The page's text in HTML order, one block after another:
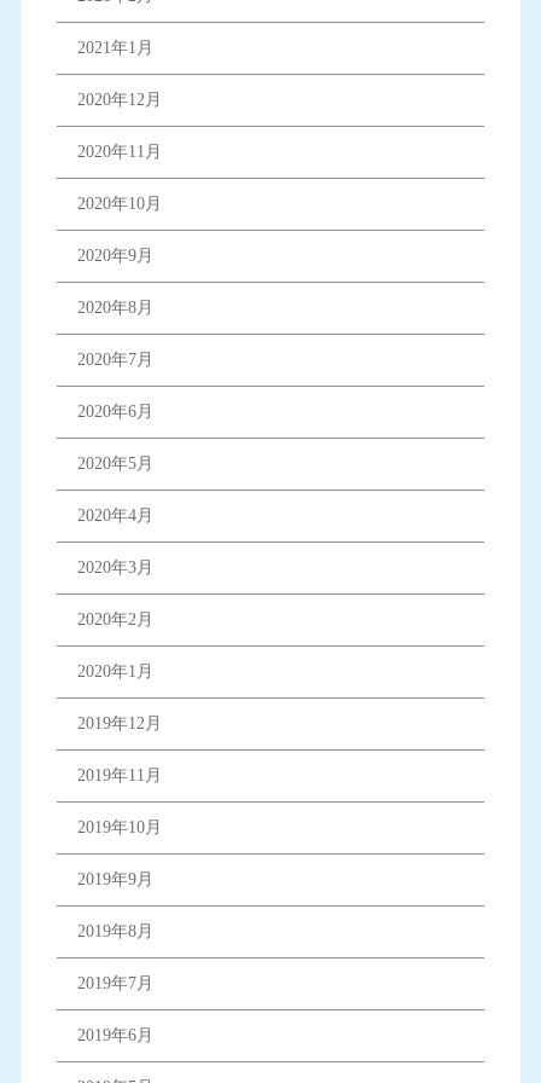
2021年1月
2020年12月
2020年11月
2020年10月
2020年9月
2020年8月
2020年7月
2020年6月
2020年5月
2020年4月
2020年3月
2020年2月
2020年1月
2019年12月
2019年11月
2019年10月
2019年9月
2019年8月
2019年7月
2019年6月